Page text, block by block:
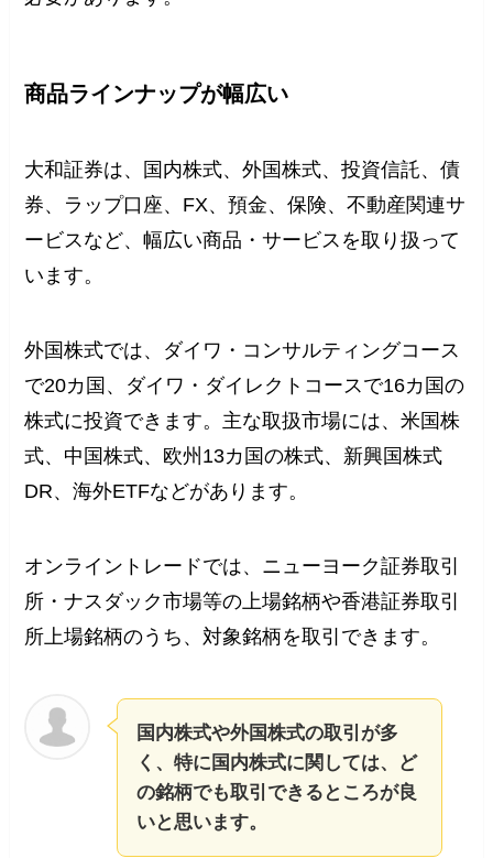
商品ラインナップが幅広い
大和証券は、国内株式、外国株式、投資信託、債
券、ラップ口座、FX、預金、保険、不動産関連サ
ービスなど、幅広い商品・サービスを取り扱って
います。
外国株式では、ダイワ・コンサルティングコース
で20カ国、ダイワ・ダイレクトコースで16カ国の
株式に投資できます。主な取扱市場には、米国株
式、中国株式、欧州13カ国の株式、新興国株式
DR、海外ETFなどがあります。
オンライントレードでは、ニューヨーク証券取引
所・ナスダック市場等の上場銘柄や香港証券取引
所上場銘柄のうち、対象銘柄を取引できます。
国内株式や外国株式の取引が多
く、特に国内株式に関しては、ど
の銘柄でも取引できるところが良
いと思います。